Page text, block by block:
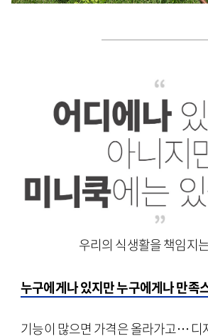
우리의 식생활을 책임지
누구에게나 있지만 누구에게나 만족
기능이 많으면 가격은 올라가고⋯